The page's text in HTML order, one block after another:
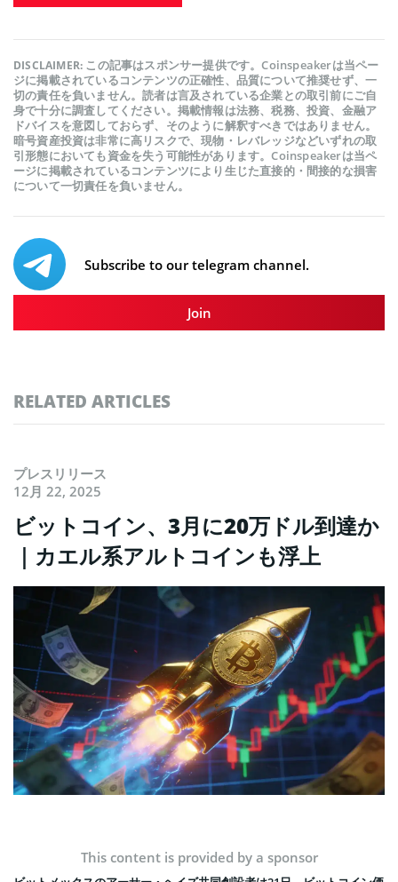
DISCLAIMER: この記事はスポンサー提供です。Coinspeakerは当ペー
ジに掲載されているコンテンツの正確性、品質について推奨せず、一
切の責任を負いません。読者は言及されている企業との取引前にご自
身で十分に調査してください。掲載情報は法務、税務、投資、金融ア
ドバイスを意図しておらず、そのように解釈すべきではありません。
暗号資産投資は非常に高リスクで、現物・レバレッジなどいずれの取
引形態においても資金を失う可能性があります。Coinspeakerは当ペ
ージに掲載されているコンテンツにより生じた直接的・間接的な損害
について一切責任を負いません。
Subscribe to our telegram channel.
Join
RELATED ARTICLES
プレスリリース
12月 22, 2025
ビットコイン、3月に20万ドル到達か
｜カエル系アルトコインも浮上
This content is provided by a sponsor